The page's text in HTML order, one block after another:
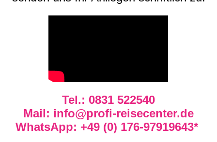
Tel.: 0831 522540
Mail: info@profi-reisecenter.de
WhatsApp: +49 (0) 176-97919643*